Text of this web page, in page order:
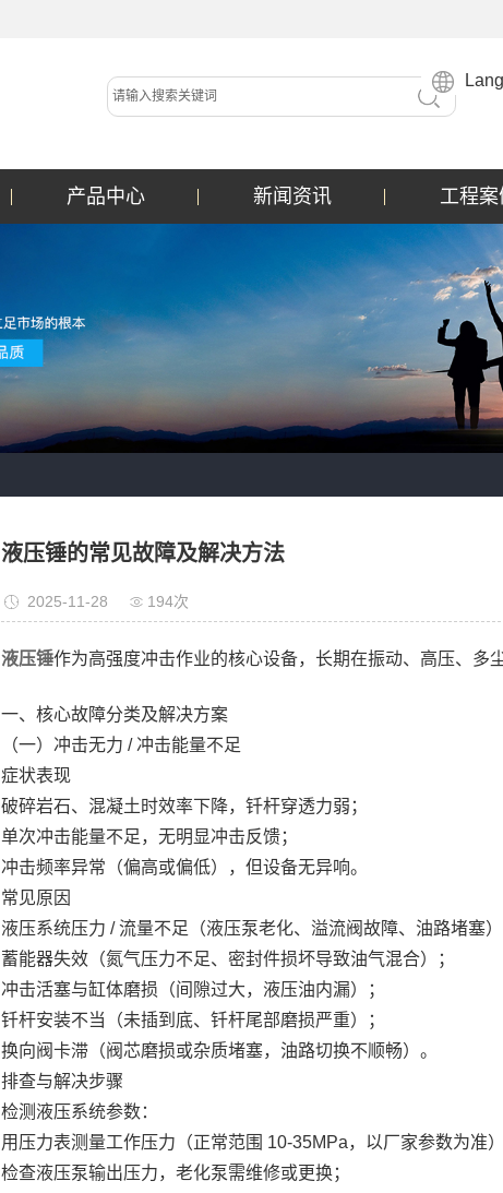
产品中心 新闻资讯 工程案
液压锤的常见故障及解决方法
2025-11-28 194次
液压锤作为高强度冲击作业的核心设备，长期在振动、高压、多
一、核心故障分类及解决方案
（一）冲击无力 / 冲击能量不足
症状表现
破碎岩石、混凝土时效率下降，钎杆穿透力弱；
单次冲击能量不足，无明显冲击反馈；
冲击频率异常（偏高或偏低），但设备无异响。
常见原因
液压系统压力 / 流量不足（液压泵老化、溢流阀故障、油路堵塞）
蓄能器失效（氮气压力不足、密封件损坏导致油气混合）；
冲击活塞与缸体磨损（间隙过大，液压油内漏）；
钎杆安装不当（未插到底、钎杆尾部磨损严重）；
换向阀卡滞（阀芯磨损或杂质堵塞，油路切换不顺畅）。
排查与解决步骤
检测液压系统参数：
用压力表测量工作压力（正常范围 10-35MPa，以厂家参数为准
检查液压泵输出压力，老化泵需维修或更换；